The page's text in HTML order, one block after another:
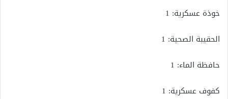
خوذة عسكرية: 1
الحقيبة الصحية: 1
حافظة الماء: 1
كفوف عسكرية: 1